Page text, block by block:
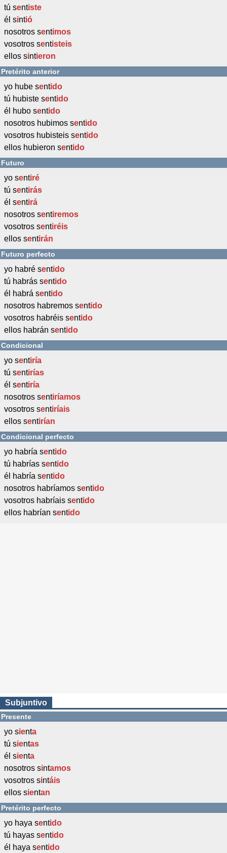
tú sentiste
él sintió
nosotros sentimos
vosotros sentisteis
ellos sintieron
Pretérito anterior
yo hube sentido
tú hubiste sentido
él hubo sentido
nosotros hubimos sentido
vosotros hubisteis sentido
ellos hubieron sentido
Futuro
yo sentiré
tú sentirás
él sentirá
nosotros sentiremos
vosotros sentiréis
ellos sentirán
Futuro perfecto
yo habré sentido
tú habrás sentido
él habrá sentido
nosotros habremos sentido
vosotros habréis sentido
ellos habrán sentido
Condicional
yo sentiría
tú sentirías
él sentiría
nosotros sentiríamos
vosotros sentiríais
ellos sentirían
Condicional perfecto
yo habría sentido
tú habrías sentido
él habría sentido
nosotros habríamos sentido
vosotros habríais sentido
ellos habrían sentido
Subjuntivo
Presente
yo sienta
tú sientas
él sienta
nosotros sintamos
vosotros sintáis
ellos sientan
Pretérito perfecto
yo haya sentido
tú hayas sentido
él haya sentido